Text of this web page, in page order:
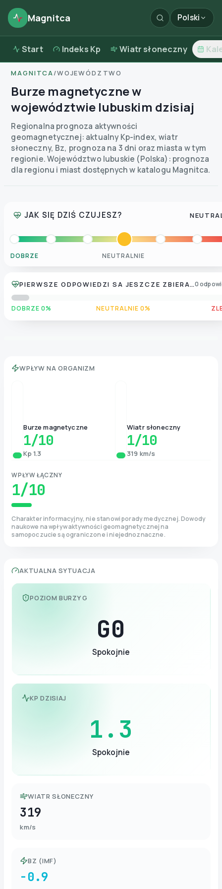
Magnitca Polski
Start Indeks Kp Wiatr słoneczny
MAGNITCA/WOJEWÓDZTWO
Burze magnetyczne w
województwie lubuskim dzisiaj
Regionalna prognoza aktywności
geomagnetycznej: aktualny Kp-index, wiatr
słoneczny, Bz, prognoza na 3 dni oraz miasta w tym
regionie.Województwo lubuskie (Polska): prognoza
dla regionu i miast dostępnych w katalogu Magnitca.
JAK SIĘ DZIŚ CZUJESZ?
DOBRZE NEUTRALNIE
PIERWSZE ODPOWIEDZI SA JESZCZE ZBIERANE0
DOBRZE 0% NEUTRALNIE 0%
WPŁYW NA ORGANIZM
Burze magnetyczne
1/10
Kp 1.3
Wiatr słoneczny
1/10
319 km/s
WPŁYW ŁĄCZNY
1/10
Charakter informacyjny, nie stanowi porady medycznej. Dowody
naukowe na wpływ aktywności geomagnetycznej na
samopoczucie są ograniczone i niejednoznaczne.
AKTUALNA SYTUACJA
POZIOM BURZY G
G0
Spokojnie
KP DZISIAJ
1.3
Spokojnie
WIATR SŁONECZNY
319
km/s
BZ (IMF)
-0.9